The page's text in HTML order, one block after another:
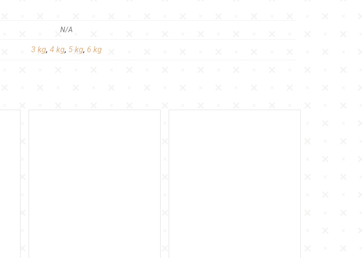
N/A
3 kg, 4 kg, 5 kg, 6 kg